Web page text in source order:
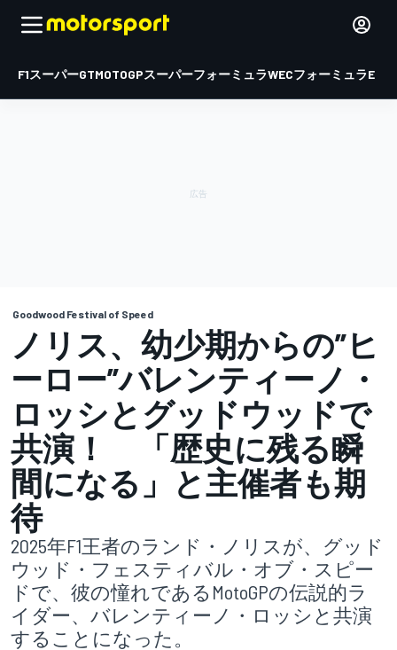
F1スーパーGTMOTOGPスーパーフォーミュラWECフォーミュラE
Goodwood Festival of Speed
ノリス、幼少期からの”ヒ
ーロー”バレンティーノ・
ロッシとグッドウッドで
共演！ 「歴史に残る瞬
間になる」と主催者も期
待
2025年F1王者のランド・ノリスが、グッド
ウッド・フェスティバル・オブ・スピー
ドで、彼の憧れであるMotoGPの伝説的ラ
イダー、バレンティーノ・ロッシと共演
することになった。